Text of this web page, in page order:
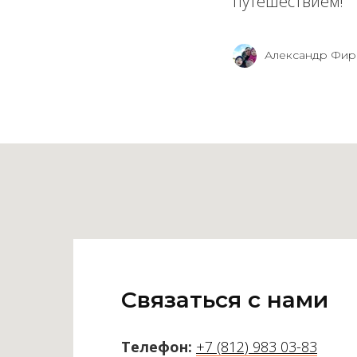
Александр
Связаться с нами
Телефон: +7 (812) 983 03-83